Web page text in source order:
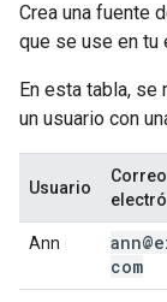
Crea una fuente
que se use en tu
En esta tabla,
un usuario con
Usuario
Correo
Ann
com